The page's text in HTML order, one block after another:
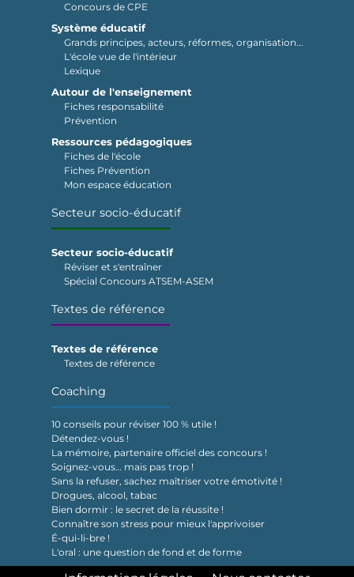
Concours de CPE
Système éducatif
Grands principes, acteurs, réformes, organisation...
L'école vue de l'intérieur
Lexique
Autour de l'enseignement
Fiches responsabilité
Prévention
Ressources pédagogiques
Fiches de l'école
Fiches Prévention
Mon espace éducation
Secteur socio-éducatif
Secteur socio-éducatif
Réviser et s'entraîner
Spécial Concours ATSEM-ASEM
Textes de référence
Textes de référence
Textes de référence
Coaching
10 conseils pour réviser 100 % utile !
Détendez-vous !
La mémoire, partenaire officiel des concours !
Soignez-vous… mais pas trop !
Sans la refuser, sachez maîtriser votre émotivité !
Drogues, alcool, tabac
Bien dormir : le secret de la réussite !
Connaître son stress pour mieux l'apprivoiser
É-qui-li-bre !
L'oral : une question de fond et de forme